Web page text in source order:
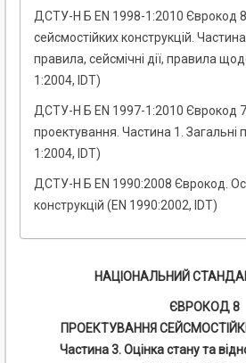
ДСТУ-Н Б EN 1998-1:2010 Єврокод
сейсмостійких конструкцій.
правила, сейсмічні дії, правила
1:2004, IDT)
ДСТУ-Н Б EN 1997-1:2010 Єврокод 7.
проектування. Частина 1. Загальні
1:2004, IDT)
ДСТУ-Н Б EN 1990:2008 Єврокод.
конструкцій (EN 1990:2002, IDT)
НАЦІОНАЛЬНИЙ
ЄВРОКОД 8
ПРОЕКТУВАННЯ
Частина 3. Оцінка стану та